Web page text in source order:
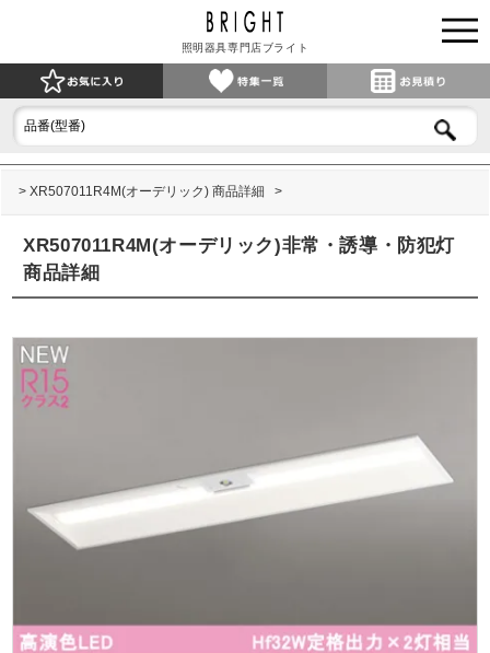
照明器具専門店ブライト
XR507011R4M(オーデリック) 商品詳細
XR507011R4M(オーデリック)非常・誘導・防犯灯
商品詳細